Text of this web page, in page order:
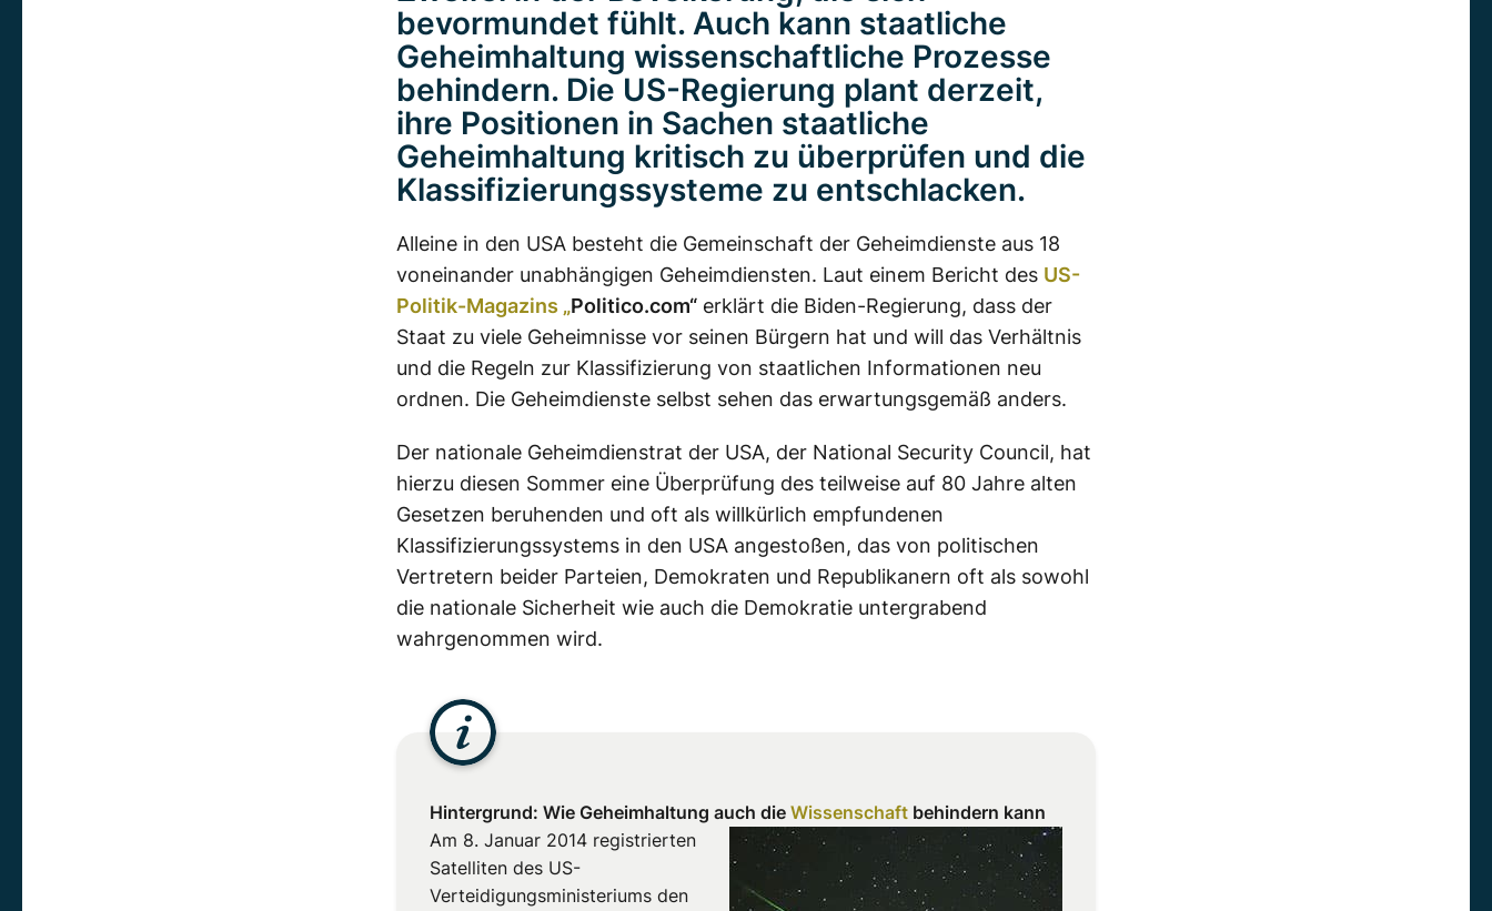
bevormundet fühlt. Auch kann staatliche
Geheimhaltung wissenschaftliche Prozesse
behindern. Die US-Regierung plant derzeit,
ihre Positionen in Sachen staatliche
Geheimhaltung kritisch zu überprüfen und die
Klassifizierungssysteme zu entschlacken.
Alleine in den USA besteht die Gemeinschaft der Geheimdienste aus 18
voneinander unabhängigen Geheimdiensten. Laut einem Bericht des US-
Politik-Magazins „Politico.com“ erklärt die Biden-Regierung, dass der
Staat zu viele Geheimnisse vor seinen Bürgern hat und will das Verhältnis
und die Regeln zur Klassifizierung von staatlichen Informationen neu
ordnen. Die Geheimdienste selbst sehen das erwartungsgemäß anders.
Der nationale Geheimdienstrat der USA, der National Security Council, hat
hierzu diesen Sommer eine Überprüfung des teilweise auf 80 Jahre alten
Gesetzen beruhenden und oft als willkürlich empfundenen
Klassifizierungssystems in den USA angestoßen, das von politischen
Vertretern beider Parteien, Demokraten und Republikanern oft als sowohl
die nationale Sicherheit wie auch die Demokratie untergrabend
wahrgenommen wird.
Hintergrund: Wie Geheimhaltung auch die Wissenschaft behindern kann
Am 8. Januar 2014 registrierten
Satelliten des US-
Verteidigungsministeriums den